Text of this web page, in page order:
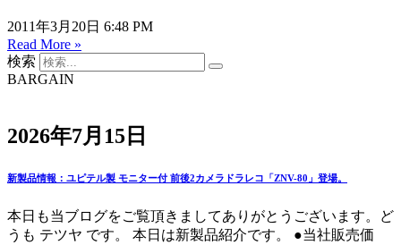
2011年3月20日 6:48 PM
Read More »
検索
BARGAIN
2026年7月15日
新製品情報：ユピテル製 モニター付 前後2カメラドラレコ「ZNV-80」登場。
本日も当ブログをご覧頂きましてありがとうございます。ど
うも テツヤ です。 本日は新製品紹介です。 ●当社販売価